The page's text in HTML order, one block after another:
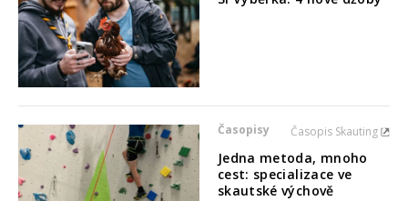
Časopisy Časopis Skauting
Jedna metoda, mnoho
cest: specializace ve
skautské výchově